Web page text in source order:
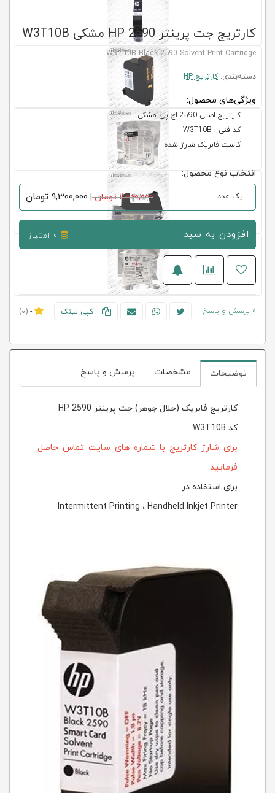
کارتریج جت پرینتر 2590 HP مشکی W3T10B
W3T10B Black 2590 Solvent Print Cartridge
دسته‌بندی:کارتریج HP
ویژگی‌های محصول:
کارتریج اصلی 2590 اچ پی مشکی
کد فنی : W3T10B
کاست فابریک شارژ شده
انتخاب نوع محصول:
یک عدد 11,000,000 تومان |
9,300,000 تومان
افزودن به سبد
0 پرسش و پاسخ کپی لینک -
(0)
توضیحات مشخصات پرسش و پاسخ
کارتریج فابریک (حلال جوهر) جت پرینتر HP 2590
کد W3T10B
برای شارژ کارتریج با شماره های سایت تماس حاصل
فرمایید
برای استفاده در :
Intermittent Printing ، Handheld Inkjet Printer